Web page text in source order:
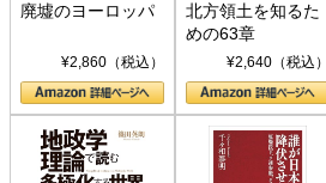
廃墟のヨーロッパ
¥2,860（税込）
北方領土を知るた
めの63章
¥2,640（税込）